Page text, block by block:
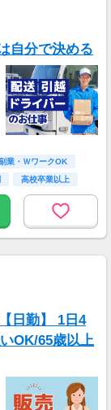
自分で決める
業・ＷワークOK
高校卒業以上
日勤】 1日4
OK/65歳以上